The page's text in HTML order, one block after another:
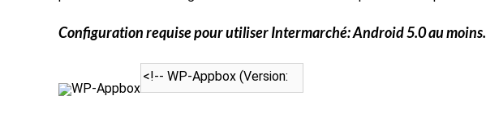
Configuration requise pour utiliserIntermarché: Android 5.0 au moins.
WP-Appbox